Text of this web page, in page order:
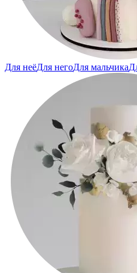
Для неёДля негоДля мальчика